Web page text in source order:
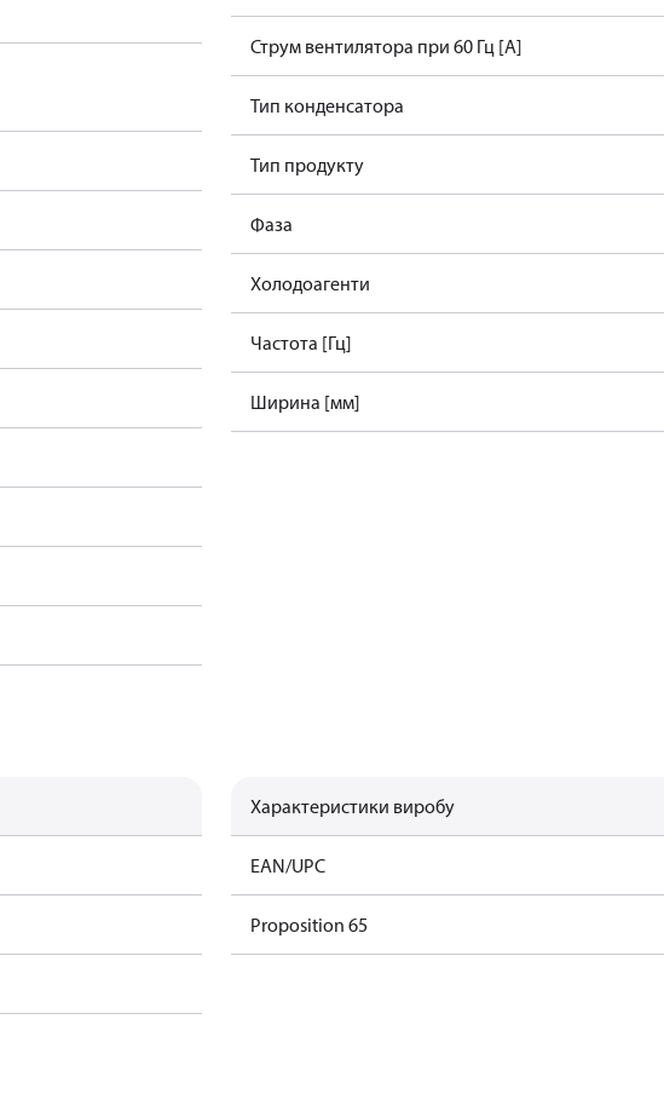
Струм вентилятора при 60 Гц [A]
Тип конденсатора
Тип продукту
Фаза
Холодоагенти
Частота [Гц]
Ширина [мм]
Характеристики виробу
EAN/UPC
Proposition 65